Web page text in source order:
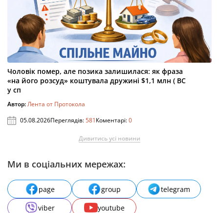
Чоловік помер, але позика залишилася: як фраза
«на його розсуд» коштувала дружині $1,1 млн ( ВС
у сп
Автор:Лента от Протокола
05.08.2026Переглядів:581Коментарі:0
Дивитись усі новини
Ми в соціальних мережах:
page group
telegram
viber
youtube